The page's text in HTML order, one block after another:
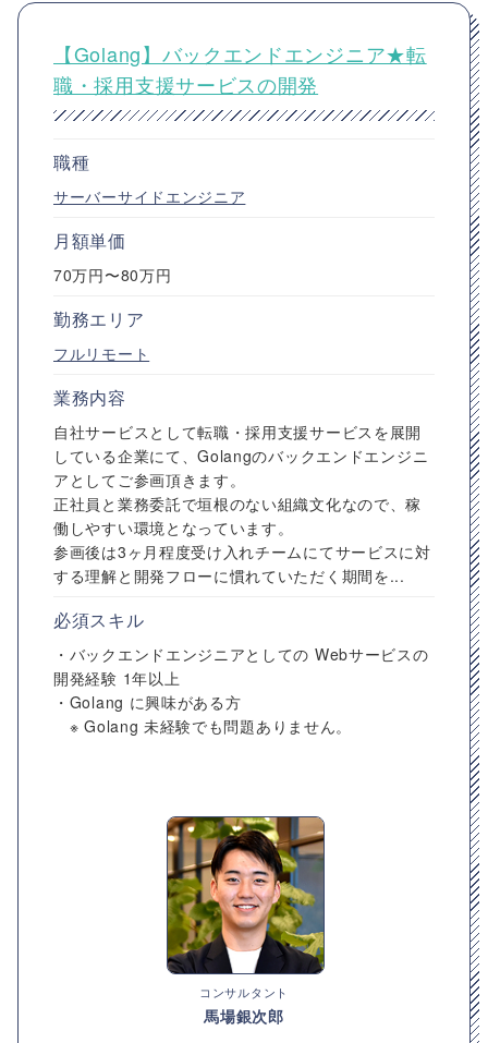
【Golang】バックエンドエンジニア★転
職・採用支援サービスの開発
職種
サーバーサイドエンジニア
月額単価
70万円〜80万円
勤務エリア
フルリモート
業務内容
自社サービスとして転職・採用支援サービスを展開
している企業にて、Golangのバックエンドエンジニ
アとしてご参画頂きます。
正社員と業務委託で垣根のない組織文化なので、稼
働しやすい環境となっています。
参画後は3ヶ月程度受け入れチームにてサービスに対
する理解と開発フローに慣れていただく期間を...
必須スキル
・バックエンドエンジニアとしての Webサービスの
開発経験 1年以上
・Golang に興味がある方
※ Golang 未経験でも問題ありません。
コンサルタント
馬場銀次郎